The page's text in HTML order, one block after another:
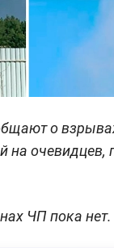
о
на очевидцев,
ЧП пока нет.